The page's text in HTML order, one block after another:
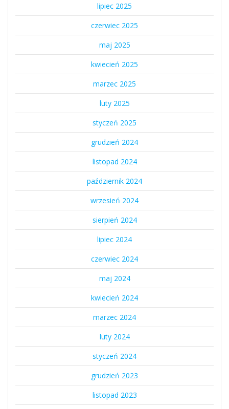
lipiec 2025
czerwiec 2025
maj 2025
kwiecień 2025
marzec 2025
luty 2025
styczeń 2025
grudzień 2024
listopad 2024
październik 2024
wrzesień 2024
sierpień 2024
lipiec 2024
czerwiec 2024
maj 2024
kwiecień 2024
marzec 2024
luty 2024
styczeń 2024
grudzień 2023
listopad 2023